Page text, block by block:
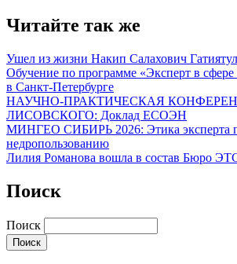
Читайте так же
Ушел из жизни Накип Салахович
Обучение по программе «Эксперт в сфере
в Санкт-Петербурге
НАУЧНО-ПРАКТИЧЕСКАЯ
ЛИСОВСКОГО: Доклад ЕСОЭН
МИНГЕО СИБИРЬ 2026: Этика эксперта
недропользованию
Лилия Романова вошла в состав Бюро
Поиск
Поиск